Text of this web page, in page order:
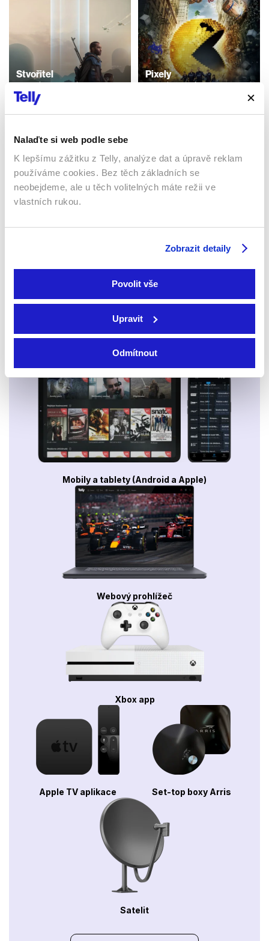
Nalaďte si web podle sebe
K lepšímu zážitku z Telly, analýze dat a úpravě reklam
používáme cookies. Bez těch základních se
neobejdeme, ale u těch volitelných máte režii ve
vlastních rukou.
Zobrazit detaily
Povolit vše
Upravit
Odmítnout
Stvořitel
Filmy / Sci-fi / Dobrodružné /
Akční
Pixely
Filmy / Sci-fi / Dobrodružné /
Sledujte kdekoliv až na 6 zařízeních
Sledovat internetovou televizi jde odkudkoliv
po celé EU, a to až na 6 zařízeních.
Smart TV - Android, Google, Samsung, LG, VIDAA
Mobily a tablety (Android a Apple)
Webový prohlížeč
Xbox app
Apple TV aplikace Set-top boxy Arris
Satelit